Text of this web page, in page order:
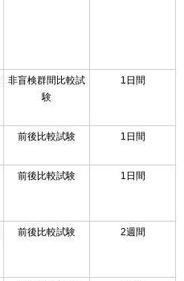
非盲検群間比較試
験
1日間
前後比較試験 1日間
前後比較試験 1日間
前後比較試験 2週間